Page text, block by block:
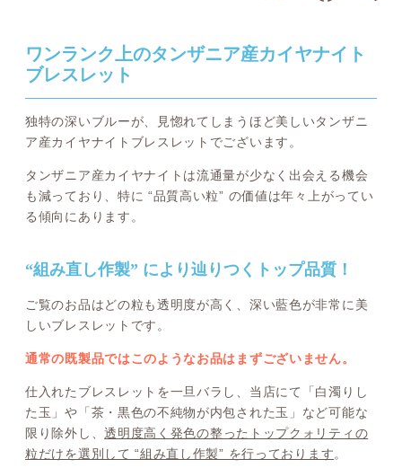
ワンランク上のタンザニア産カイヤナイト
ブレスレット
独特の深いブルーが、見惚れてしまうほど美しいタンザニ
ア産カイヤナイトブレスレットでございます。
タンザニア産カイヤナイトは流通量が少なく出会える機会
も減っており、特に “品質高い粒” の価値は年々上がってい
る傾向にあります。
“組み直し作製” により辿りつくトップ品質！
ご覧のお品はどの粒も透明度が高く、深い藍色が非常に美
しいブレスレットです。
通常の既製品ではこのようなお品はまずございません。
仕入れたブレスレットを一旦バラし、当店にて「白濁りし
た玉」や「茶・黒色の不純物が内包された玉」など可能な
限り除外し、透明度高く発色の整ったトップクォリティの
粒だけを選別して “組み直し作製” を行っております。